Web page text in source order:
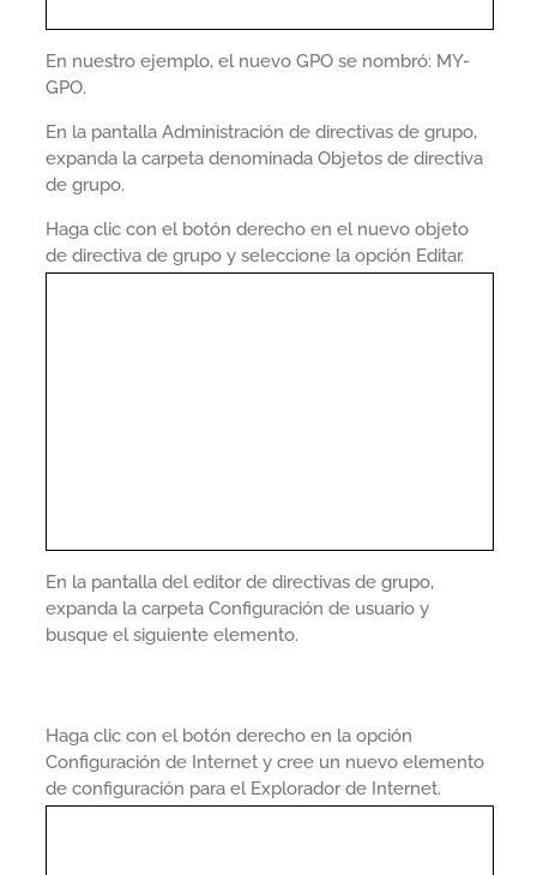
En nuestro ejemplo, el nuevo GPO se nombró: MY-
GPO.
En la pantalla Administración de directivas de grupo,
expanda la carpeta denominada Objetos de directiva
de grupo.
Haga clic con el botón derecho en el nuevo objeto
de directiva de grupo y seleccione la opción Editar.
En la pantalla del editor de directivas de grupo,
expanda la carpeta Configuración de usuario y
busque el siguiente elemento.
Haga clic con el botón derecho en la opción
Configuración de Internet y cree un nuevo elemento
de configuración para el Explorador de Internet.